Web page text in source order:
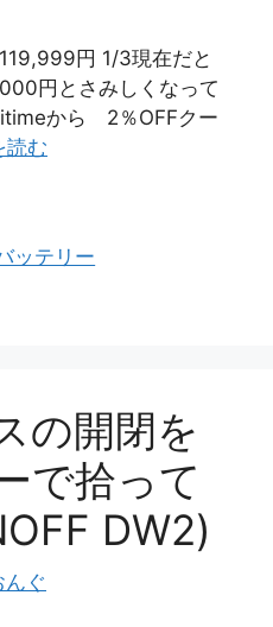
円 1/3現在だと
円とさみしくなって
から 2％OFFクー
読む
ッテリー
の開閉を
で拾って
DW2)
んぐ